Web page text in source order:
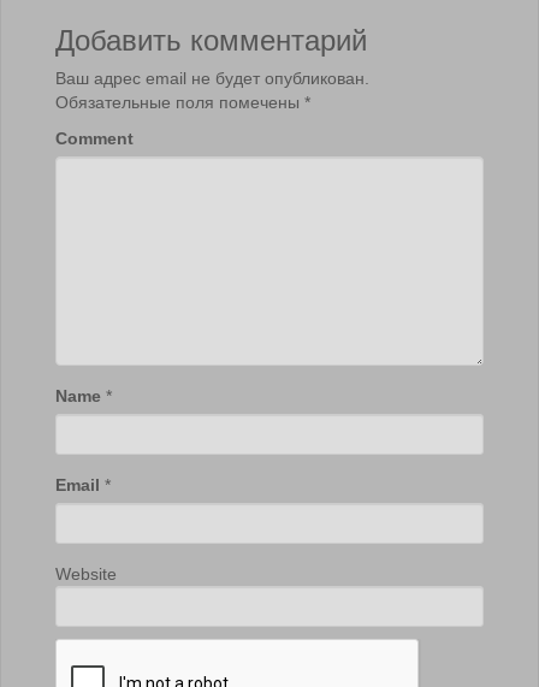
Добавить комментарий
Ваш адрес email не будет опубликован.
Обязательные поля помечены *
Comment
Name *
Email *
Website